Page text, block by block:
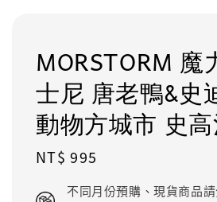
MORSTORM 魔
士尼 唐老鴨&史
動物方城市 史
Regular
NT$ 995
不同月份預購、現貨商品